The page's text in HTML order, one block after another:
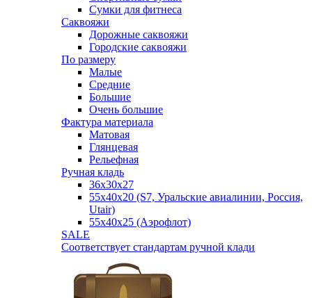
Сумки для фитнеса
Саквояжи
Дорожные саквояжи
Городские саквояжи
По размеру
Малые
Средние
Большие
Очень большие
Фактура материала
Матовая
Глянцевая
Рельефная
Ручная кладь
36х30x27
55х40х20 (S7, Уральские авиалинии, Россия,
Utair)
55х40х25 (Аэрофлот)
SALE
Соответствует стандартам ручной клади